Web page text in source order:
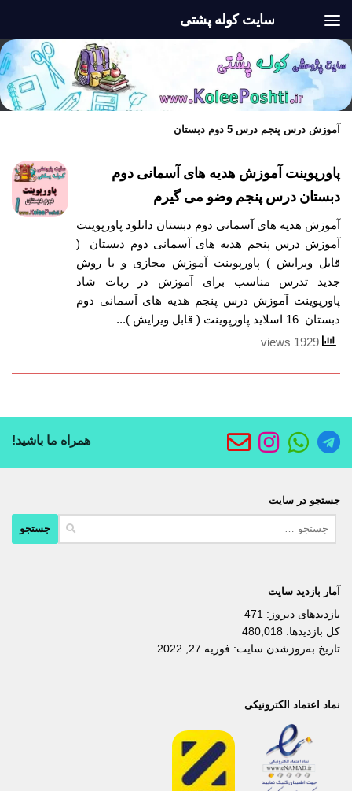
سایت کوله پشتی
آموزش درس پنجم درس 5 دوم دبستان
پاورپوینت آموزش هدیه های آسمانی دوم
دبستان درس پنجم وضو می گیرم
آموزش هدیه های آسمانی دوم دبستان دانلود پاورپوینت
آموزش درس پنجم هدیه های آسمانی دوم دبستان (
قابل ویرایش ) پاورپوینت آموزش مجازی و با روش
جدید تدرس مناسب برای آموزش در ربات شاد
پاورپوینت آموزش درس پنجم هدیه های آسمانی دوم
دبستان 16 اسلاید پاورپوینت ( قابل ویرایش )...
همراه ما باشید!
جستجو در سایت
آمار بازدید سایت
بازدیدهای دیروز: 471
کل بازدیدها: 480,018
تاریخ به‌روزشدن سایت: فوریه 27, 2022
نماد اعتماد الکترونیکی